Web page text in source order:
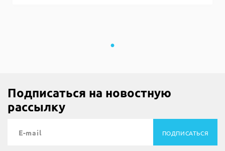
Подписаться на новостную
рассылку
ПОДПИСАТЬСЯ